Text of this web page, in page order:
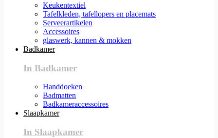
Keukentextiel
Tafelkleden, tafellopers en placemats
Serveerartikelen
Accessoires
glaswerk, kannen & mokken
Badkamer
In Badkamer
Handdoeken
Badmatten
Badkameraccessoires
Slaapkamer
In Slaapkamer